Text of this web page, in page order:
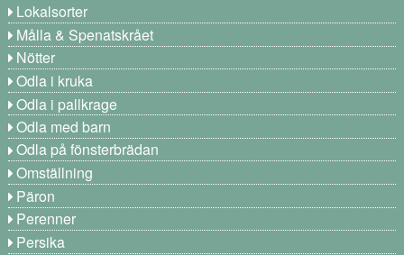
Lokalsorter
Målla & Spenatskrået
Nötter
Odla i kruka
Odla i pallkrage
Odla med barn
Odla på fönsterbrädan
Omställning
Päron
Perenner
Persika